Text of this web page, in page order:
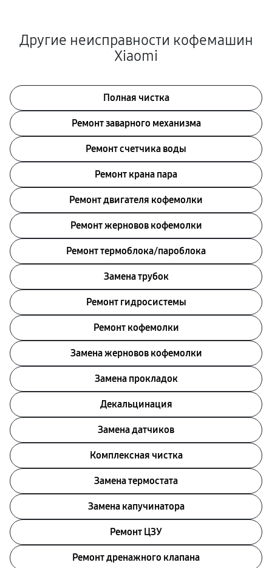
Другие неисправности кофемашин
Xiaomi
Полная чистка
Ремонт заварного механизма
Ремонт счетчика воды
Ремонт крана пара
Ремонт двигателя кофемолки
Ремонт жерновов кофемолки
Ремонт термоблока/пароблока
Замена трубок
Ремонт гидросистемы
Ремонт кофемолки
Замена жерновов кофемолки
Замена прокладок
Декальцинация
Замена датчиков
Комплексная чистка
Замена термостата
Замена капучинатора
Ремонт ЦЗУ
Ремонт дренажного клапана